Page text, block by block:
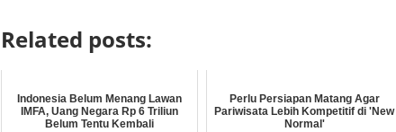
Related posts:
Indonesia Belum Menang Lawan
IMFA, Uang Negara Rp 6 Triliun
Belum Tentu Kembali
Perlu Persiapan Matang Agar
Pariwisata Lebih Kompetitif di 'New
Normal'